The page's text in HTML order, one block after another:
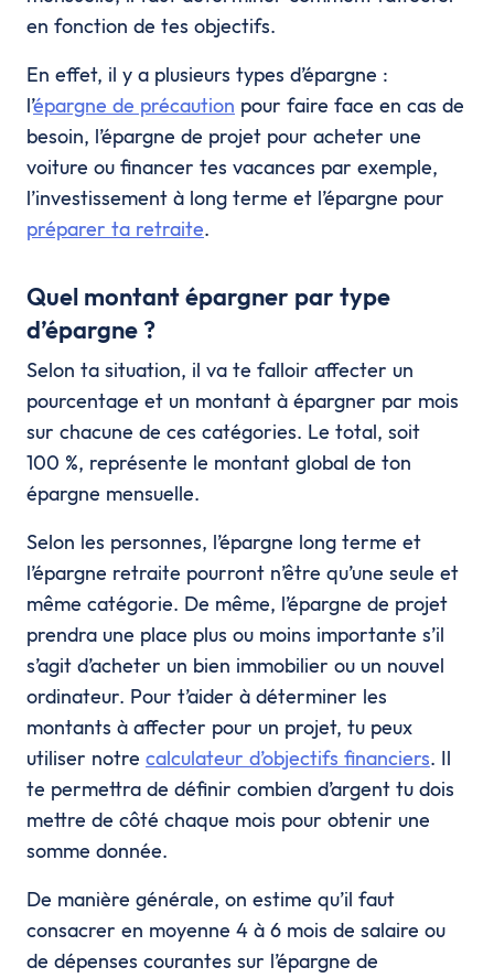
en fonction de tes objectifs.
En effet, il y a plusieurs types d’épargne :
l’épargne de précaution pour faire face en cas de
besoin, l’épargne de projet pour acheter une
voiture ou financer tes vacances par exemple,
l’investissement à long terme et l’épargne pour
préparer ta retraite.
Quel montant épargner par type
d’épargne ?
Selon ta situation, il va te falloir affecter un
pourcentage et un montant à épargner par mois
sur chacune de ces catégories. Le total, soit
100 %, représente le montant global de ton
épargne mensuelle.
Selon les personnes, l’épargne long terme et
l’épargne retraite pourront n’être qu’une seule et
même catégorie. De même, l’épargne de projet
prendra une place plus ou moins importante s’il
s’agit d’acheter un bien immobilier ou un nouvel
ordinateur. Pour t’aider à déterminer les
montants à affecter pour un projet, tu peux
utiliser notre calculateur d’objectifs financiers. Il
te permettra de définir combien d’argent tu dois
mettre de côté chaque mois pour obtenir une
somme donnée.
De manière générale, on estime qu’il faut
consacrer en moyenne 4 à 6 mois de salaire ou
de dépenses courantes sur l’épargne de